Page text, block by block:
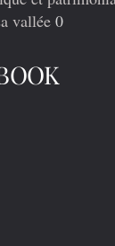
vallée 0